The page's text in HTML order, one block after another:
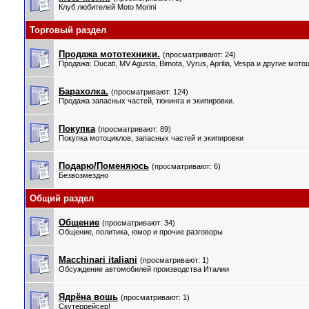
Клуб любителей Moto Morini
Торговый раздел
Продажа мототехники. (просматривают: 24)
Продажа: Ducati, MV Agusta, Bimota, Vyrus, Aprilia, Vespa и другие
Барахолка. (просматривают: 124)
Продажа запасных частей, тюнинга и экипировки.
Покупка (просматривают: 89)
Покупка мотоциклов, запасных частей и экипировки
Подарю/Поменяюсь (просматривают: 6)
Безвозмездно
Общий раздел
Общение (просматривают: 34)
Общение, политика, юмор и прочие разговоры
Macchinari italiani (просматривают: 1)
Обсуждение автомобилей производства Италии
Ядрёна вошь (просматривают: 1)
Скутеррейсер!